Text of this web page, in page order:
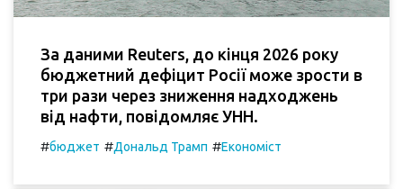
За даними Reuters, до кінця 2026 року
бюджетний дефіцит Росії може зрости в
три рази через зниження надходжень
від нафти, повідомляє УНН.
#бюджет #Дональд Трамп #Економіст